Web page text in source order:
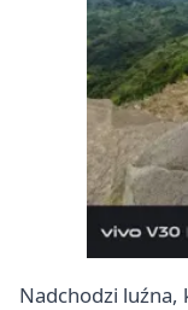
Nadchodzi luźna,